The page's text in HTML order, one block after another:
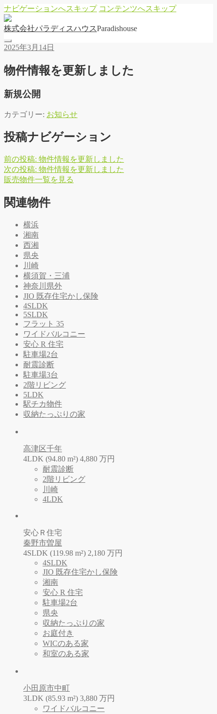
ナビゲーションへスキップ コンテンツへスキップ
株式会社パラディ スハウ スParadishouse
2025年3月14日
物件情報を更新しました
新規公開
カテゴリー: お知らせ
投稿ナビゲーション
前の投稿: 物件情報を更新しました
次の投稿: 物件情報を更新しました
販売物件一覧を 見る
関連物件
横浜
湘南
西湘
県央
川崎
横須賀・三浦
神奈川県外
JIO 既存住宅かし保険
4SLDK
5SLDK
フラット 35
ワイドバルコニー
安心 R 住宅
駐車場2台
耐震診断
駐車場3台
2階リビング
5LDK
駅チカ物件
収納たっぷりの家
高津区千年
4LDK (94.80 m²) 4,880 万円
耐震診断
2階リビング
川崎
4LDK
安心Ｒ住宅
秦野市曽屋
4SLDK (119.98 m²) 2,180 万円
4SLDK
JIO 既存住宅かし保険
湘南
安心 R 住宅
駐車場2台
県央
収納たっぷりの家
お庭付き
WICのある家
和室のある家
小田原市中町
3LDK (85.93 m²) 3,880 万円
ワイドバルコニー